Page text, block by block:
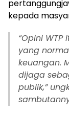
kepada
“Opini
yang
keuangan.
dijaga
publik,”